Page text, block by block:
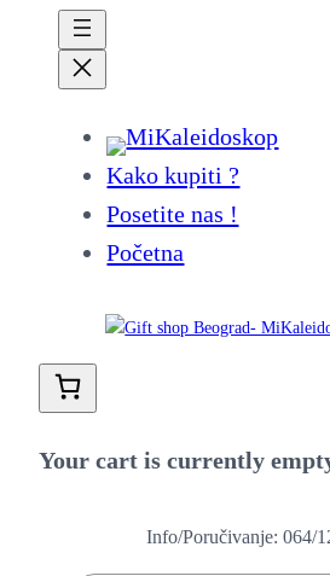
Kako kupiti ?
Posetite nas !
Početna
Your cart is currently
Info/Poručivanje: 064/